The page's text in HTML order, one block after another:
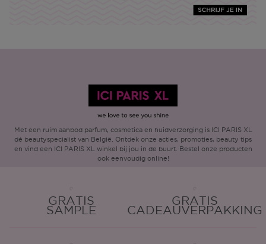
Met een ruim aanbod parfum, cosmetica en huidverzorging is ICI PARIS XL
dé beautyspecialist van België. Ontdek onze acties, promoties, beauty tips
en vind een ICI PARIS XL winkel bij jou in de buurt. Bestel onze producten
ook eenvoudig online!
GRATIS
SAMPLE
GRATIS
CADEAUVERPAKKING